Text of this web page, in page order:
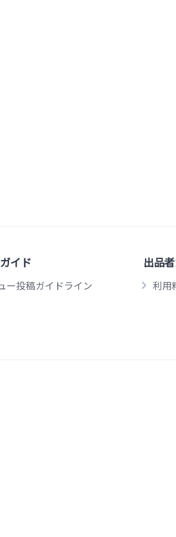
イド
ー投稿ガイドライン
出品
利用